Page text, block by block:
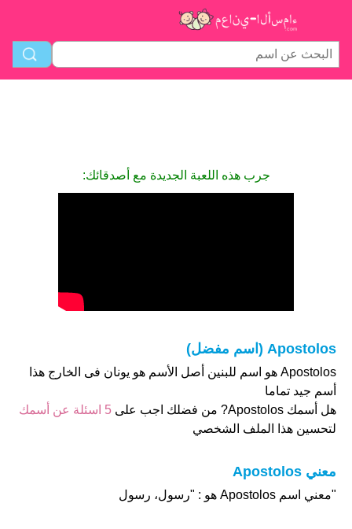
جرب هذه اللعبة الجديدة مع أصدقائك:
Apostolos (اسم مفضل)
Apostolos هو اسم للبنين أصل الأسم هو يونان فى الخارج هذا
أسم جيد تماما
هل أسمك Apostolos? من فضلك اجب على
5 اسئلة عن أسمك
لتحسين هذا الملف الشخصي
معني Apostolos
"معني اسم Apostolos هو : "رسول، رسول